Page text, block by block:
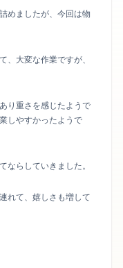
めましたが、今回は物
、大変な作業ですが、
り重さを感じたようで
しやすかったようで
ならしていきました。
れて、嬉しさも増して